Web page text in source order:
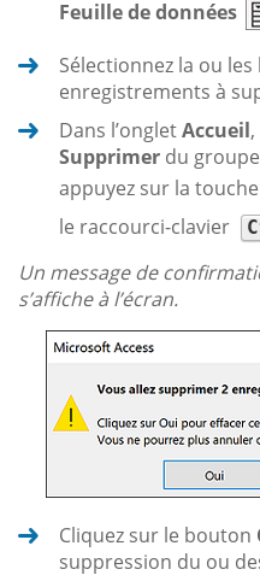
Feuille de données
Sélectionnez la ou
enregistrements à
Dans l’ongletAccueil
Supprimer du groupe
appuyez sur la touche
le raccourci-clavier
Un message de
s’affiche à l’écran.
Cliquez sur le bouton
suppression du ou